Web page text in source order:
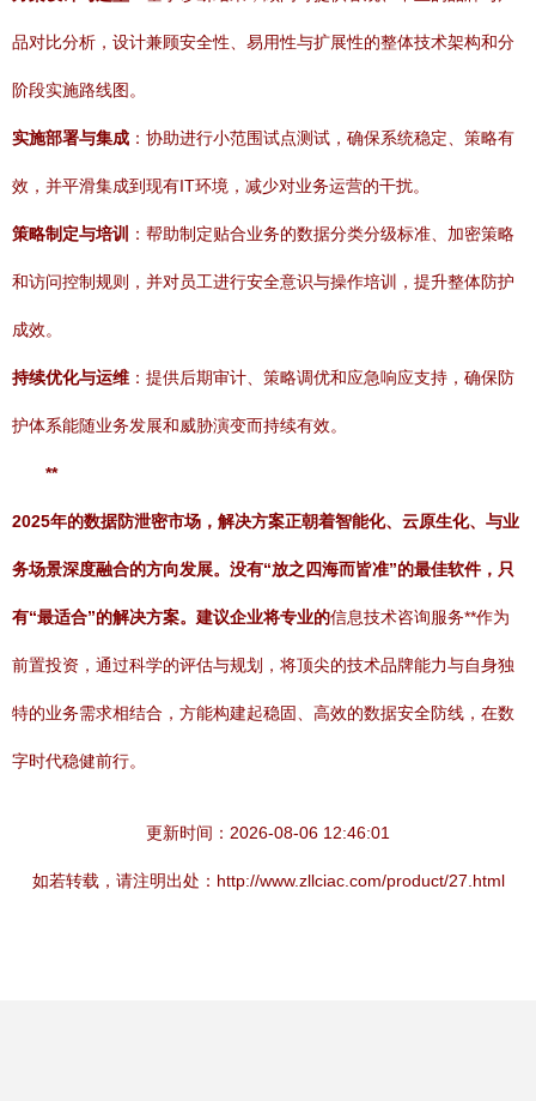
品对比分析，设计兼顾安全性、易用性与扩展性的整体技术架构和分
阶段实施路线图。
实施部署与集成 ：协助进行小范围试点测试，确保系统稳定、策略有
效，并平滑集成到现有IT环境，减少对业务运营的干扰。
策略制定与培训 ：帮助制定贴合业务的数据分类分级标准、加密策略
和访问控制规则，并对员工进行安全意识与操作培训，提升整体防护
成效。
持续优化与运维 ：提供后期审计、策略调优和应急响应支持，确保防
护体系能随业务发展和威胁演变而持续有效。
**
2025年的数据防泄密市场，解决方案正朝着智能化、云原生化、与业
务场景深度融合的方向发展。没有“放之四海而皆准”的最佳软件，只
有“最适合”的解决方案。建议企业将专业的信息技术咨询服务**作为
前置投资，通过科学的评估与规划，将顶尖的技术品牌能力与自身独
特的业务需求相结合，方能构建起稳固、高效的数据安全防线，在数
字时代稳健前行。
更新时间：2026-08-06 12:46:01
如若转载，请注明出处：http://www.zllciac.com/product/27.html